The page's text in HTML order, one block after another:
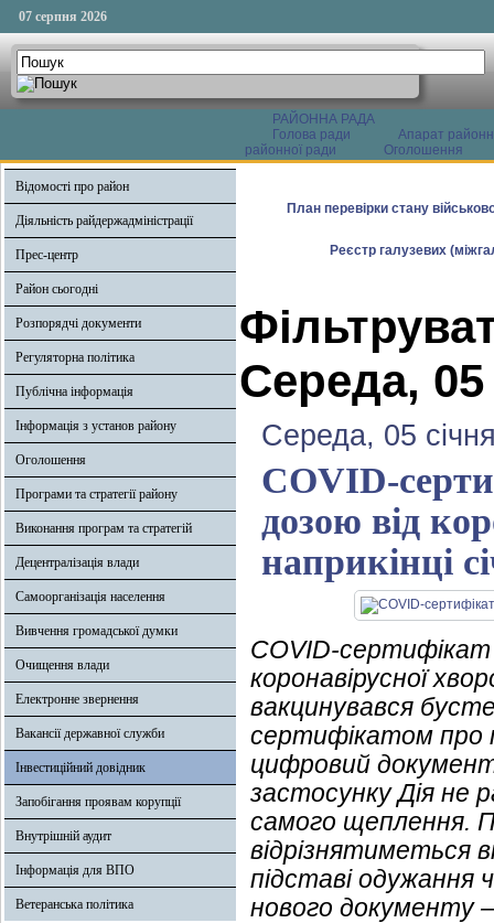
07 серпня 2026
РАЙОННА РАДА
Голова ради
Апарат
районної ради
Оголошення
Відомості про район
Діяльність райдержадміністрації
Прес-центр
Район сьогодні
Розпорядчі документи
Регуляторна політика
Публічна інформація
Інформація з установ району
Оголошення
Програми та стратегії району
Виконання програм та стратегій
Децентралізація влади
Самоорганізація населення
Вивчення громадської думки
Очищення влади
Електронне звернення
Вакансії державної служби
Інвестиційний довідник
Запобігання проявам корупції
Внутрішній аудит
Інформація для ВПО
Ветеранська політика
План перевірки стану
Реєстр галузевих
Середа, 05
Середа, 05
COVID-
дозою від
наприкінці
COVID-
коронавірусної
вакцинувався
сертифікатом про
цифровий
застосунку Дія не
самого щеплення.
відрізнятиметься
підставі одужання
нового документу